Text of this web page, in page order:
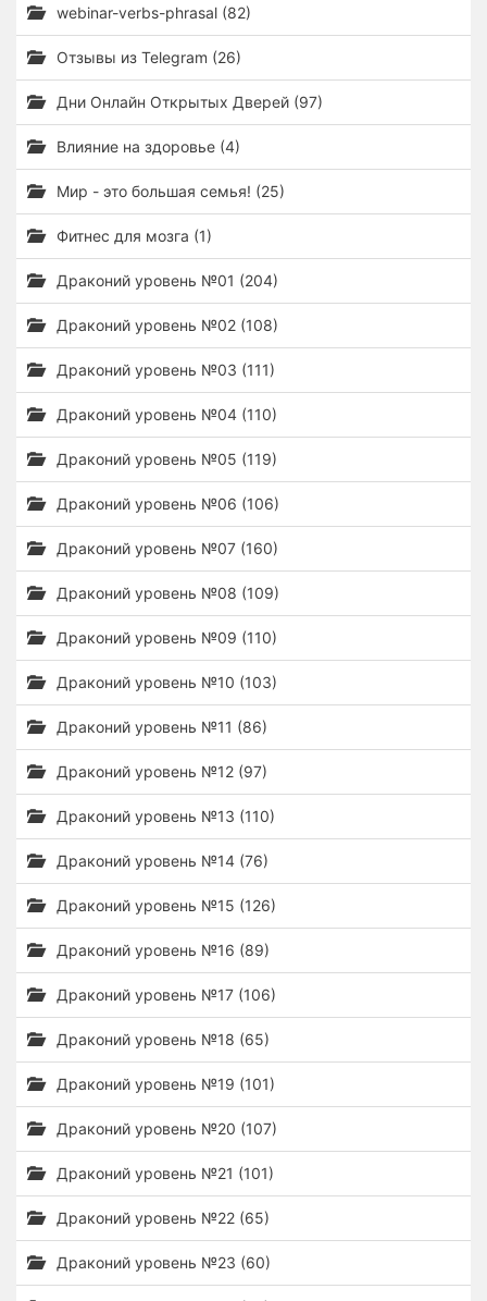
webinar-verbs-phrasal (82)
Отзывы из Telegram (26)
Дни Онлайн Открытых Дверей (97)
Влияние на здоровье (4)
Мир - это большая семья! (25)
Фитнес для мозга (1)
Драконий уровень №01 (204)
Драконий уровень №02 (108)
Драконий уровень №03 (111)
Драконий уровень №04 (110)
Драконий уровень №05 (119)
Драконий уровень №06 (106)
Драконий уровень №07 (160)
Драконий уровень №08 (109)
Драконий уровень №09 (110)
Драконий уровень №10 (103)
Драконий уровень №11 (86)
Драконий уровень №12 (97)
Драконий уровень №13 (110)
Драконий уровень №14 (76)
Драконий уровень №15 (126)
Драконий уровень №16 (89)
Драконий уровень №17 (106)
Драконий уровень №18 (65)
Драконий уровень №19 (101)
Драконий уровень №20 (107)
Драконий уровень №21 (101)
Драконий уровень №22 (65)
Драконий уровень №23 (60)